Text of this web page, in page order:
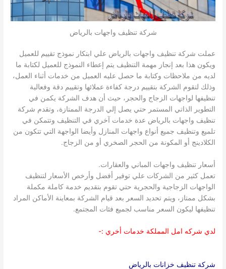
شركة تنظيف واجهات بالرياض
عملت شركة تنظيف واجهات بالرياض علي ابتكار نموذج تقييم للعميل
ويكون هذا بعد إنجاز مهمة التنظيف يتم إعطاء النموذج للعميل لكتابة ما
لديه من ملاحظات وكتابة ما حصل عليه العميل من خدمات أثناء العمل،
وذلك لتقوم الشركة بتقييم درجة كفاءة عملائها وتقييم دقة وفعالية
تنظيفها لواجهات الزجاج والحجر، حيث أن هدف الشركة يكمن في
التطوير الذاتي المستمر حتي يصل إلي الدرجة الممتازة، وتقدم شركة
تنظيف واجهات بالرياض عدة خدمات آخري في التنظيف وتتمكن في
تلميع وتنظيف جميع أنواع واجهات المنازل وأيضا الواجهة التي تتكون من
الكلادينج أو المكونة من الحجر الصخري أو من الزجاج.
أسعار تنظيف واجهات المباني والعقارات.
تعمل كثير من الشركات علي توفير أفضل وأرخص الأسعار لتنظيف
الواجهات الزجاجية والحجرية حتي تقوم بتقديم خدمة كاملة مكملة
بشكل ممتاز، ويتم تحديد السعر بعد قيام الشركة بمعاينة الأماكن المراد
تنظيفها ليكون السعر مناسب لجميع فئات المجتمع.
لدي شركه امل المملكة خدمات أخري :-
شركة تنظيف خزانات بالرياض